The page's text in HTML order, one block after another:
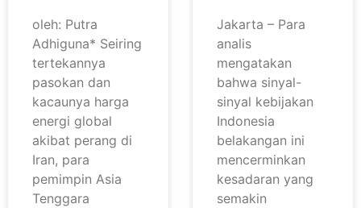
oleh: Putra
Adhiguna* Seiring
tertekannya
pasokan dan
kacaunya harga
energi global
akibat perang di
Iran, para
pemimpin Asia
Tenggara
Jakarta – Para
analis
mengatakan
bahwa sinyal-
sinyal kebijakan
Indonesia
belakangan ini
mencerminkan
kesadaran yang
semakin